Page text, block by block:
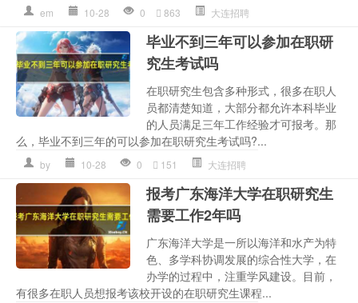
em 10-28 0 863 大连招聘
毕业不到三年可以参加在职研
究生考试吗
在职研究生包含多种形式，很多在职人
员都清楚知道，大部分都允许本科毕业
的人员满足三年工作经验才可报考。那
么，毕业不到三年的可以参加在职研究生考试吗?...
by 10-28 0 151 大连招聘
报考广东海洋大学在职研究生
需要工作2年吗
广东海洋大学是一所以海洋和水产为特
色、多学科协调发展的综合性大学，在
办学的过程中，注重学风建设。目前，
有很多在职人员想报考该校开设的在职研究生课程...